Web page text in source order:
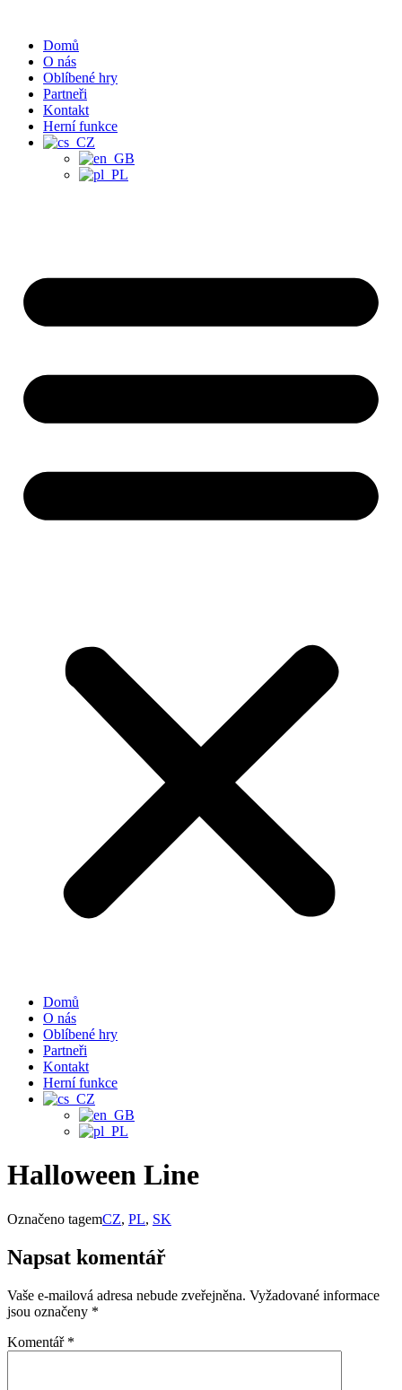
obsahuDomů
O nás
Oblíbené hry
Partneři
Kontakt
Herní funkce
Domů
O nás
Oblíbené hry
Partneři
Kontakt
Herní funkce
Halloween Line
Označeno tagemCZ, PL, SK
Napsat komentář
Vaše e-mailová adresa nebude zveřejněna. Vyžadované informace
jsou označeny *
Komentář *